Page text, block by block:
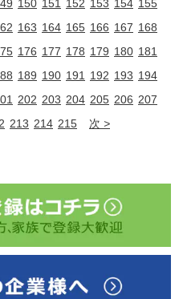
150 151 152 153 154 155
163 164 165 166 167 168
176 177 178 179 180 181
189 190 191 192 193 194
202 203 204 205 206 207
213 214 215 次